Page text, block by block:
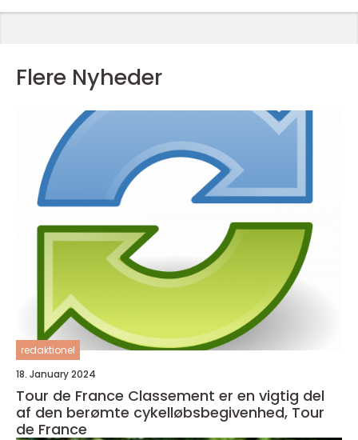
Flere Nyheder
redaktionel
18. January 2024
Tour de France Classement er en vigtig del
af den berømte cykelløbsbegivenhed, Tour
de France